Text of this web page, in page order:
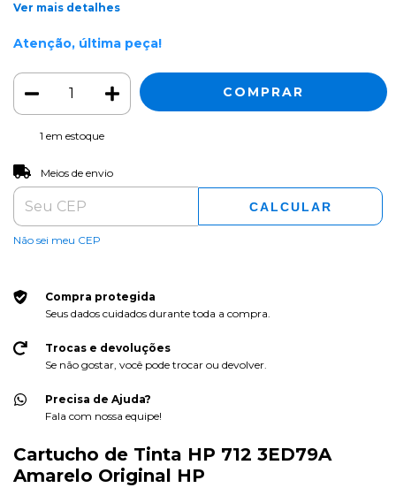
Ver mais detalhes
Atenção, última peça!
1 em estoque
Entregas para o CEP:
Meios de envio
CALCULAR
Não sei meu CEP
Compra protegida
Seus dados cuidados durante toda a compra.
Trocas e devoluções
Se não gostar, você pode trocar ou devolver.
Precisa de Ajuda?
Fala com nossa equipe!
Cartucho de Tinta HP 712 3ED79A
Amarelo Original HP